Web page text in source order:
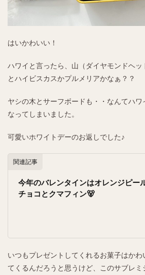
はいかわいい！
ハワイと言ったら、山（ダイヤモンドヘッ
とハイビスカスかプルメリアかなぁ？？
ヤシの木とサーフボードも・・なんてハワ
なってしまいました。
可愛いホワイトデーのお返しでした♪
関連記事
今年のバレンタインはオレンジピー
チョコとクマフィン🐻
いつもプレゼントしてくれるお菓子はか
てくるんだろうと思うけど、このサブレ